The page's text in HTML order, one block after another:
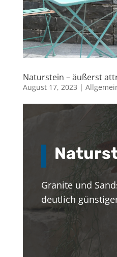
Naturstein – äußerst
August 17, 2023 |
Granite und
deutlich